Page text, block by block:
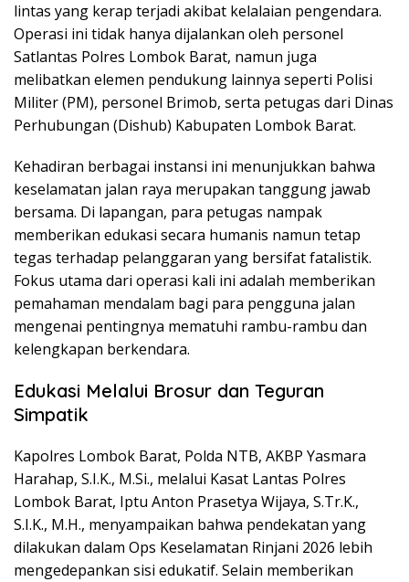
lintas yang kerap terjadi akibat kelalaian pengendara.
Operasi ini tidak hanya dijalankan oleh personel
Satlantas Polres Lombok Barat, namun juga
melibatkan elemen pendukung lainnya seperti Polisi
Militer (PM), personel Brimob, serta petugas dari Dinas
Perhubungan (Dishub) Kabupaten Lombok Barat.
Kehadiran berbagai instansi ini menunjukkan bahwa
keselamatan jalan raya merupakan tanggung jawab
bersama. Di lapangan, para petugas nampak
memberikan edukasi secara humanis namun tetap
tegas terhadap pelanggaran yang bersifat fatalistik.
Fokus utama dari operasi kali ini adalah memberikan
pemahaman mendalam bagi para pengguna jalan
mengenai pentingnya mematuhi rambu-rambu dan
kelengkapan berkendara.
Edukasi Melalui Brosur dan Teguran
Simpatik
Kapolres Lombok Barat, Polda NTB, AKBP Yasmara
Harahap, S.I.K., M.Si., melalui Kasat Lantas Polres
Lombok Barat, Iptu Anton Prasetya Wijaya, S.Tr.K.,
S.I.K., M.H., menyampaikan bahwa pendekatan yang
dilakukan dalam Ops Keselamatan Rinjani 2026 lebih
mengedepankan sisi edukatif. Selain memberikan